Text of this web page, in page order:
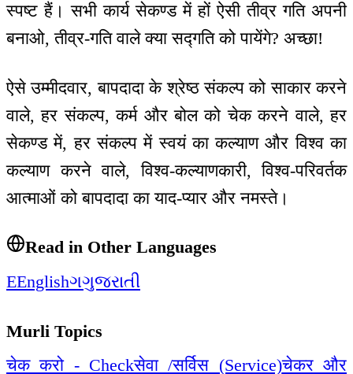
स्पष्ट हैं। सभी कार्य सेकण्ड में हों ऐसी तीव्र गति अपनी
बनाओ, तीव्र-गति वाले क्या सद्गति को पायेंगे? अच्छा!
ऐसे उम्मीदवार, बापदादा के श्रेष्ठ संकल्प को साकार करने
वाले, हर संकल्प, कर्म और बोल को चेक करने वाले, हर
सेकण्ड में, हर संकल्प में स्वयं का कल्याण और विश्व का
कल्याण करने वाले, विश्व-कल्याणकारी, विश्व-परिवर्तक
आत्माओं को बापदादा का याद-प्यार और नमस्ते।
Read in Other Languages
EEnglishગગુજરાતી
Murli Topics
चेक करो - Checkसेवा /सर्विस (Service)चेकर और